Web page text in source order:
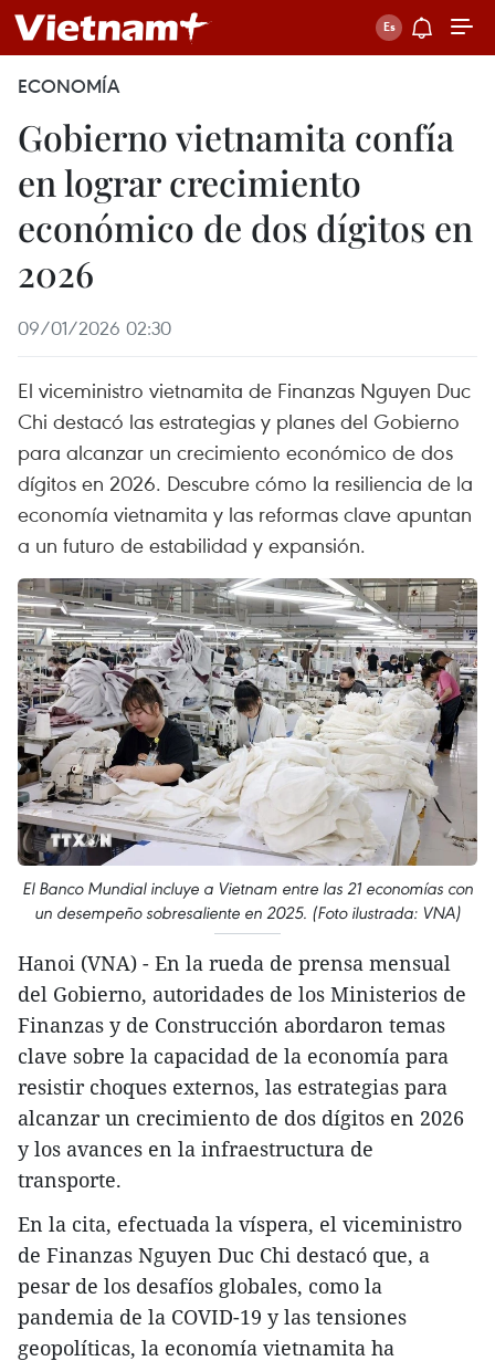
ECONOMÍA
Gobierno vietnamita confía
en lograr crecimiento
económico de dos dígitos en
2026
09/01/2026 02:30
El viceministro vietnamita de Finanzas Nguyen Duc
Chi destacó las estrategias y planes del Gobierno
para alcanzar un crecimiento económico de dos
dígitos en 2026. Descubre cómo la resiliencia de la
economía vietnamita y las reformas clave apuntan
a un futuro de estabilidad y expansión.
El Banco Mundial incluye a Vietnam entre las 21 economías con
un desempeño sobresaliente en 2025. (Foto ilustrada: VNA)
Hanoi (VNA) - En la rueda de prensa mensual
del Gobierno, autoridades de los Ministerios de
Finanzas y de Construcción abordaron temas
clave sobre la capacidad de la economía para
resistir choques externos, las estrategias para
alcanzar un crecimiento de dos dígitos en 2026
y los avances en la infraestructura de
transporte.
En la cita, efectuada la víspera, el viceministro
de Finanzas Nguyen Duc Chi destacó que, a
pesar de los desafíos globales, como la
pandemia de la COVID-19 y las tensiones
geopolíticas, la economía vietnamita ha